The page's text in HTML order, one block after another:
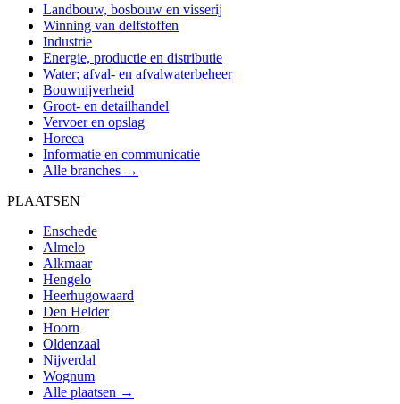
Landbouw, bosbouw en visserij
Winning van delfstoffen
Industrie
Energie, productie en distributie
Water; afval- en afvalwaterbeheer
Bouwnijverheid
Groot- en detailhandel
Vervoer en opslag
Horeca
Informatie en communicatie
Alle branches →
PLAATSEN
Enschede
Almelo
Alkmaar
Hengelo
Heerhugowaard
Den Helder
Hoorn
Oldenzaal
Nijverdal
Wognum
Alle plaatsen →